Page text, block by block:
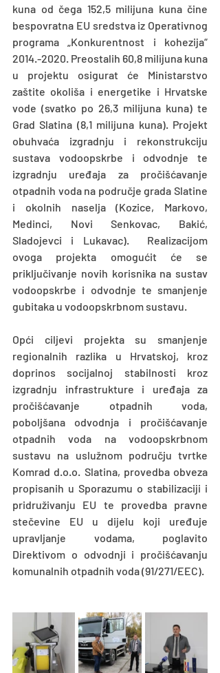
kuna od čega 152,5 milijuna kuna čine
bespovratna EU sredstva iz Operativnog
programa „Konkurentnost i kohezija“
2014.-2020. Preostalih 60,8 milijuna kuna
u projektu osigurat će Ministarstvo
zaštite okoliša i energetike i Hrvatske
vode (svatko po 26,3 milijuna kuna) te
Grad Slatina (8,1 milijuna kuna). Projekt
obuhvaća izgradnju i rekonstrukciju
sustava vodoopskrbe i odvodnje te
izgradnju uređaja za pročišćavanje
otpadnih voda na područje grada Slatine
i okolnih naselja (Kozice, Markovo,
Medinci, Novi Senkovac, Bakić,
Sladojevci i Lukavac).  Realizacijom
ovoga projekta omogućit će se
priključivanje novih korisnika na sustav
vodoopskrbe i odvodnje te smanjenje
gubitaka u vodoopskrbnom sustavu.
Opći ciljevi projekta su smanjenje
regionalnih razlika u Hrvatskoj, kroz
doprinos socijalnoj stabilnosti kroz
izgradnju infrastrukture i uređaja za
pročišćavanje otpadnih voda,
poboljšana odvodnja i pročišćavanje
otpadnih voda na vodoopskrbnom
sustavu na uslužnom području tvrtke
Komrad d.o.o. Slatina, provedba obveza
propisanih u Sporazumu o stabilizaciji i
pridruživanju EU te provedba pravne
stečevine EU u dijelu koji uređuje
upravljanje vodama, poglavito
Direktivom o odvodnji i pročišćavanju
komunalnih otpadnih voda (91/271/EEC).